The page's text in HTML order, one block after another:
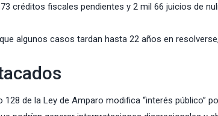
créditos fiscales pendientes y 2 mil 66 juicios de
algunos casos tardan hasta 22 años en
de la Ley de Amparo modifica “interés público”